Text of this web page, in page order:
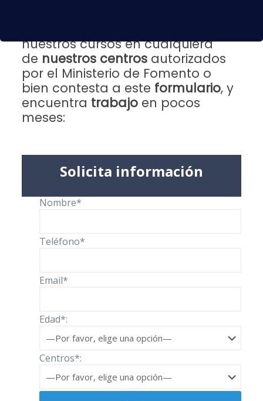
nuestros cursos en cualquiera
de nuestros centrosautorizados
por el Ministerio de Fomento o
bien contesta a este formulario, y
encuentra trabajoen pocos
meses:
Solicita información
Nombre*
Teléfono*
Email*
Edad*:
Centros*: